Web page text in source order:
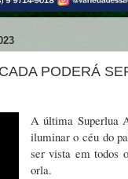
PODERÁ
A última Superlua
iluminar o céu do
ser vista em todos
orla.